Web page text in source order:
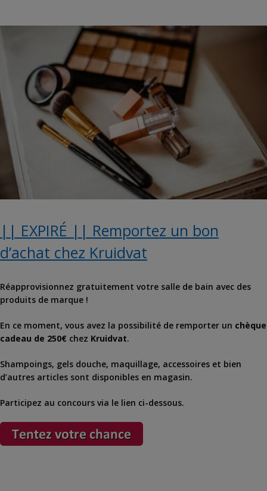
|| EXPIRÉ || Remportez un bon
d’achat chez Kruidvat
Réapprovisionnez gratuitement votre salle de bain avec des
produits de marque !
En ce moment, vous avez la possibilité de remporter un chèque
cadeau de 250€ chez Kruidvat.
Shampoings, gels douche, maquillage, accessoires et bien
d’autres articles sont disponibles en magasin.
Participez au concours via le lien ci-dessous.